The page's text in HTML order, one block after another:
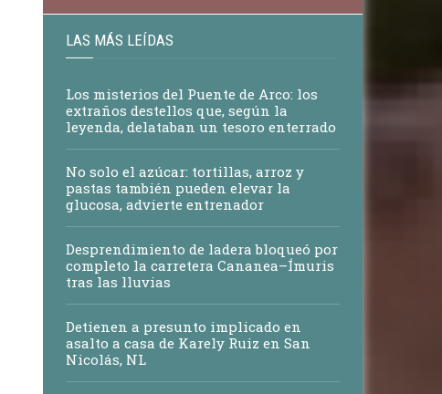
LAS MÁS LEÍDAS
Los misterios del Puente de Arco: los
extraños destellos que, según la
leyenda, delataban un tesoro enterrado
No solo el azúcar: tortillas, arroz y
pastas también pueden elevar la
glucosa, advierte entrenador
Desprendimiento de ladera bloqueó por
completo la carretera Cananea–Ímuris
tras las lluvias
Detienen a presunto implicado en
asalto a casa de Karely Ruiz en San
Nicolás, NL